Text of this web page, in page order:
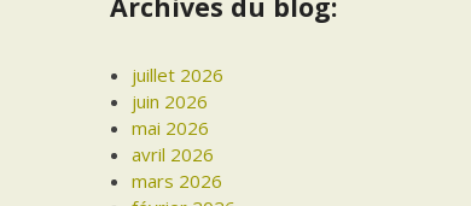
juillet 2026
juin 2026
mai 2026
avril 2026
mars 2026